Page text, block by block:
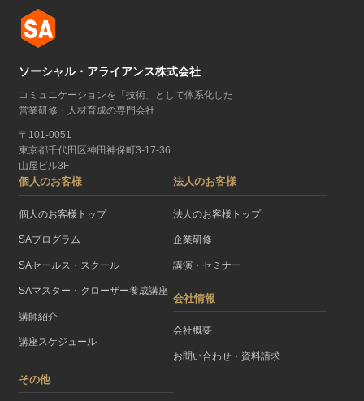
ソーシャル・アライアンス株式会社
コミュニケーションを「技術」として体系化した
営業研修・人材育成の専門会社
〒101-0051
東京都千代田区神田神保町3-17-36
山屋ビル3F
個人のお客様
個人のお客様トップ
SAプログラム
SAセールス・スクール
SAマスター・クローザー養成講座
講師紹介
講座スケジュール
法人のお客様
法人のお客様トップ
企業研修
講演・セミナー
会社情報
会社概要
お問い合わせ・資料請求
その他